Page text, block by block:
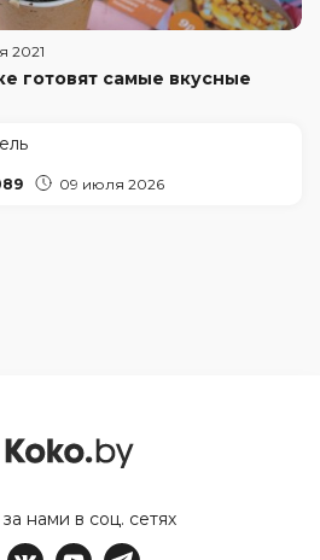
2021
готовят самые вкусные
09 июля 2026
нами в соц. сетях